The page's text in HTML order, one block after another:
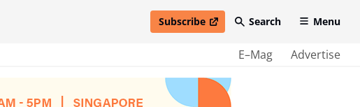
Subscribe
open in new windowSearch Menu
E–Mag Advertise